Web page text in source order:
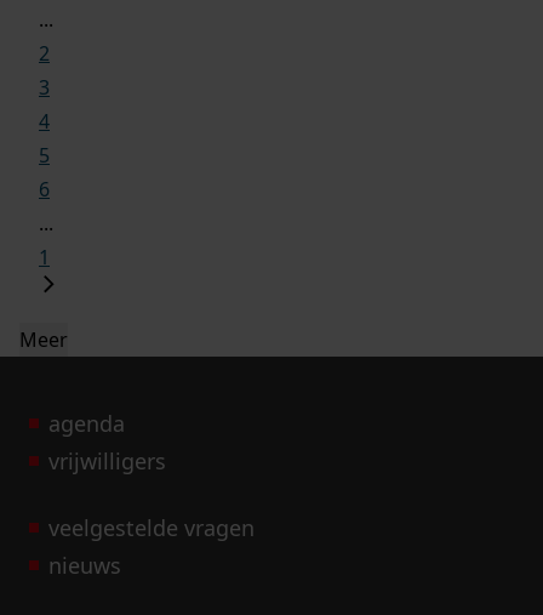
...
2
3
4
5
6
...
1
Meer
agenda
vrijwilligers
veelgestelde vragen
nieuws